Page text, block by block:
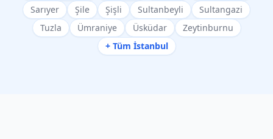
Sarıyer
Şile Şişli Sultanbeyli
Sultangazi
Tuzla
Ümraniye Üsküdar
Zeytinburnu
+ Tüm İstanbul